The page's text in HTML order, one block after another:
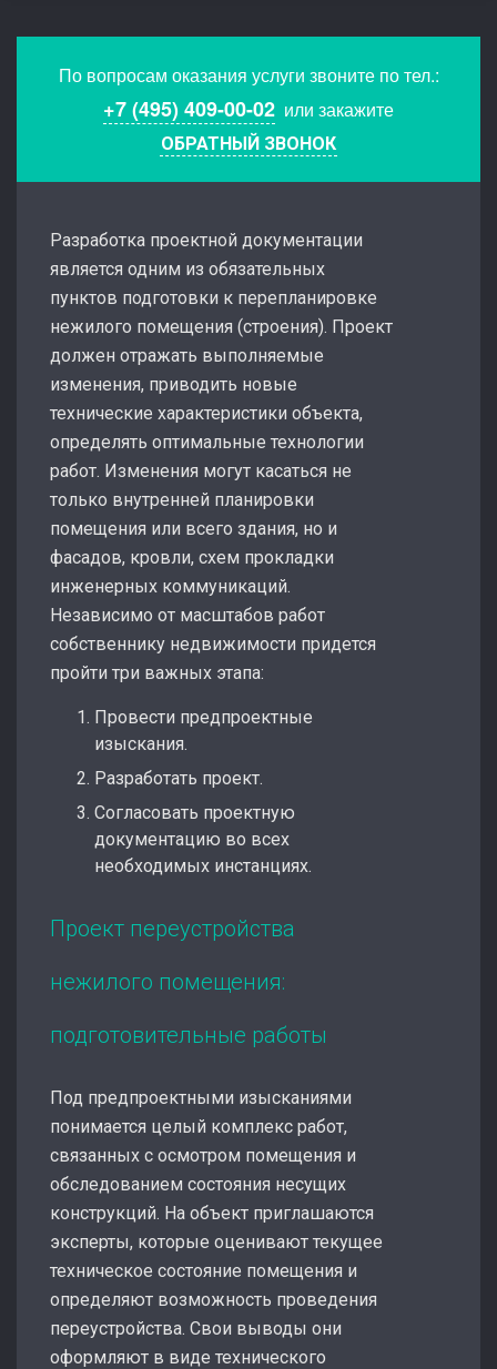
По вопросам оказания услуги звоните по тел.:
+7 (495) 409-00-02 или закажите
ОБРАТНЫЙ ЗВОНОК
Разработка проектной документации
является одним из обязательных
пунктов подготовки к перепланировке
нежилого помещения (строения). Проект
должен отражать выполняемые
изменения, приводить новые
технические характеристики объекта,
определять оптимальные технологии
работ. Изменения могут касаться не
только внутренней планировки
помещения или всего здания, но и
фасадов, кровли, схем прокладки
инженерных коммуникаций.
Независимо от масштабов работ
собственнику недвижимости придется
пройти три важных этапа:
Провести предпроектные
изыскания.
Разработать проект.
Согласовать проектную
документацию во всех
необходимых инстанциях.
Проект переустройства
нежилого помещения:
подготовительные работы
Под предпроектными изысканиями
понимается целый комплекс работ,
связанных с осмотром помещения и
обследованием состояния несущих
конструкций. На объект приглашаются
эксперты, которые оценивают текущее
техническое состояние помещения и
определяют возможность проведения
переустройства. Свои выводы они
оформляют в виде технического